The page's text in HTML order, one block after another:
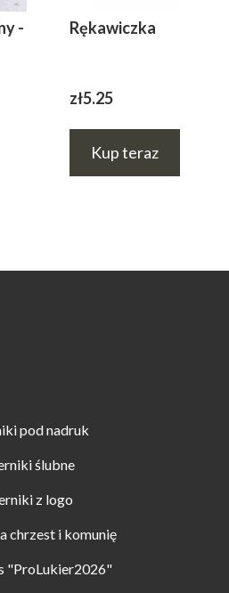
-
Rękawiczka
zł5.25
Kup teraz
pod nadruk
ślubne
z logo
chrzest i komunię
"ProLukier2026"